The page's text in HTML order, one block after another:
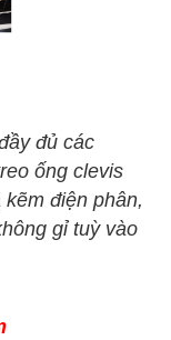
đủ các
ống clevis
điện phân,
gỉ tuỳ vào